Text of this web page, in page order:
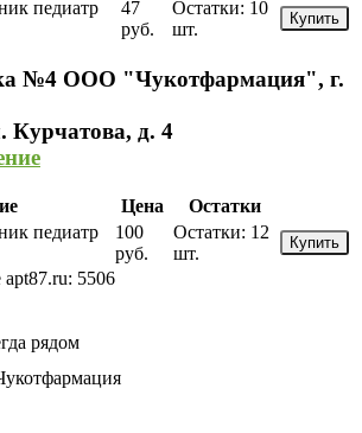
педиатр
47
руб.
Остатки: 10
шт.
Купить
№4 ООО "Чукотфармация", г.
Курчатова, д. 4
Цена
Остатки
педиатр
100
руб.
Остатки: 12
шт.
Купить
apt87.ru: 5506
рядом